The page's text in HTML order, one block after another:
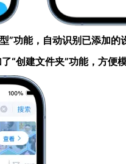
”功能，自动识别已添加的
“创建文件夹”功能，方便